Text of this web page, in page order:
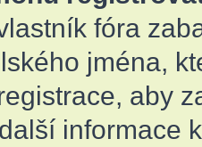
fóra
jména,
aby
informace